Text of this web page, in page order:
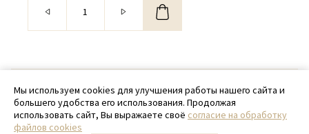
© 2020 - 2026 SamPack
+ 7 (918) 699-97-87
Мы используем cookies для улучшения работы нашего сайта и
большего удобства его использования. Продолжая
использовать сайт, Вы выражаете своё согласие на обработку
файлов cookies